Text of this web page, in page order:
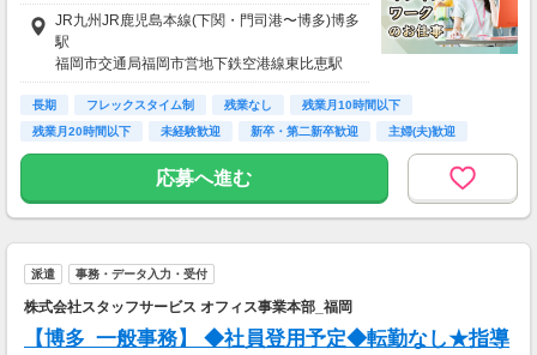
JR九州JR鹿児島本線(下関・門司港〜博多)博多
駅
福岡市交通局福岡市営地下鉄空港線東比恵駅
福岡市交通局福岡市営地下鉄空港線祇園駅
長期 フレックスタイム制 残業なし
残業月10時間以下
残業月20時間以下
未経験歓迎 新卒・第二新卒歓迎
主婦(夫)歓迎
交通費支給
応募へ進む
派遣 事務・データ入力・受付
株式会社スタッフサービス オフィス事業本部_福岡
【博多_一般事務】 ◆社員登用予定◆転勤なし★指導